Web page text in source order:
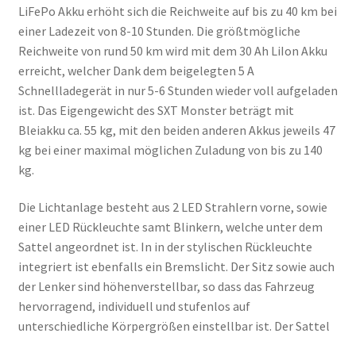
LiFePo Akku erhöht sich die Reichweite auf bis zu 40 km bei
einer Ladezeit von 8-10 Stunden. Die größtmögliche
Reichweite von rund 50 km wird mit dem 30 Ah LiIon Akku
erreicht, welcher Dank dem beigelegten 5 A
Schnellladegerät in nur 5-6 Stunden wieder voll aufgeladen
ist. Das Eigengewicht des SXT Monster beträgt mit
Bleiakku ca. 55 kg, mit den beiden anderen Akkus jeweils 47
kg bei einer maximal möglichen Zuladung von bis zu 140
kg.
Die Lichtanlage besteht aus 2 LED Strahlern vorne, sowie
einer LED Rückleuchte samt Blinkern, welche unter dem
Sattel angeordnet ist. In in der stylischen Rückleuchte
integriert ist ebenfalls ein Bremslicht. Der Sitz sowie auch
der Lenker sind höhenverstellbar, so dass das Fahrzeug
hervorragend, individuell und stufenlos auf
unterschiedliche Körpergrößen einstellbar ist. Der Sattel